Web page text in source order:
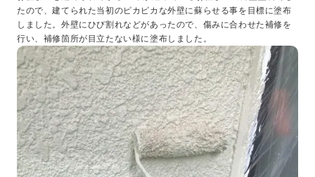
たので、建てられた当初のピカピカな外壁に蘇らせる事を目標に塗布
しました。外壁にひび割れなどがあったので、傷みに合わせた補修を
行い、補修箇所が目立たない様に塗布しました。